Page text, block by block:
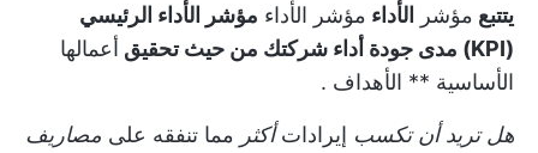
يتتبع مؤشر الأداء مؤشر الأداء مؤشر الأداء الرئيسي
(KPI) مدى جودة أداء شركتك من حيث تحقيق
أعمالها
الأساسية ** الأهداف .
هل تريد أن تكسب إيراداتأكثر مما تنفقه على مصاريف